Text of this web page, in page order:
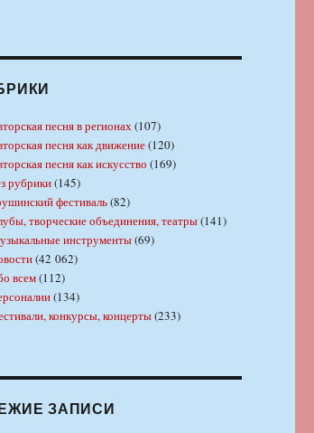
песня в регионах(107)
песня как движение(120)
песня как искусство (169)
рубрики(145)
фестиваль(82)
творческие объединения, театры(141)
инструменты(69)
(42 062)
всем(112)
(134)
конкурсы, концерты(233)
ЗАПИСИ